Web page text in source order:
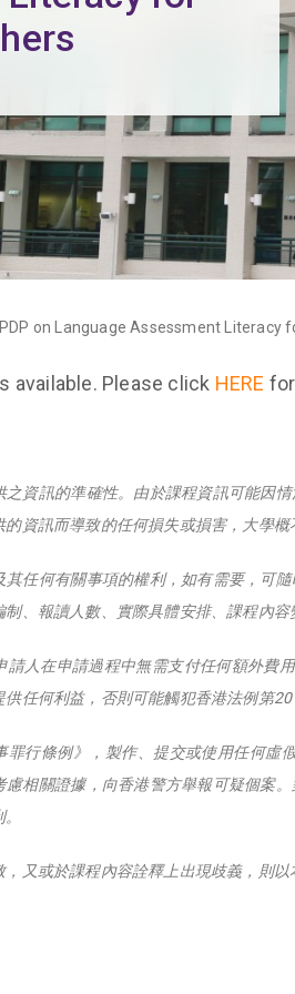
on Language Assessment Literacy
available. Please click HERE
之資訊的準確性。由於課程資訊可能因
資訊而導致的任何損失或損害，大學概
其任何有關事項的權利，如有需要，可
、報讀人數、實際具體安排、課程內
請人在申請過程中無需支付任何額外費
供任何利益，否則可能觸犯香港法例第
罪行條例》，製作、提交或使用任何
相關證據，向香港警方舉報可疑個案
又或於課程內容詮釋上出現歧義，則以